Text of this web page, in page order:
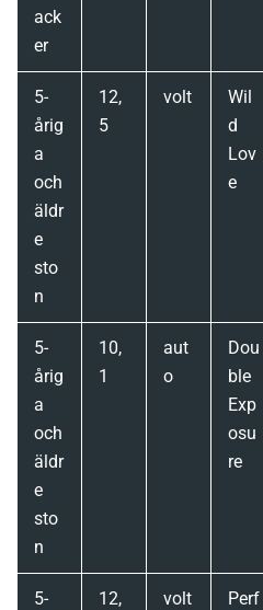
ack
er
5-
årig
a
och
äldr
e
sto
n
12,
5
volt
Wil
d
Lov
e
5-
årig
a
och
äldr
e
sto
n
10,
1
aut
o
Dou
ble
Exp
osu
re
5-
12,
volt
Perf